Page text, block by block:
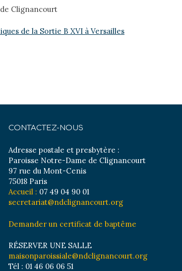
de Clignancourt
de la Sortie B XVI à Versailles
CONTACTEZ-NOUS
Adresse postale et presbytère :
Paroisse Notre-Dame de Clignancourt
97 rue du Mont-Cenis
75018 Paris
Accueil : 07 49 04 90 01
secretariat@ndclignancourt.org
Demander un certificat de baptême
RÉSERVER UNE SALLE
maisonparoissiale@ndclignancourt.org
Tél : 01 46 06 06 51